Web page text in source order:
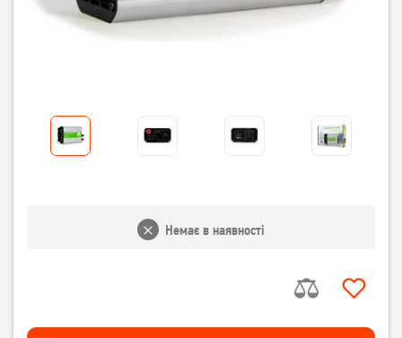
Немає в наявності